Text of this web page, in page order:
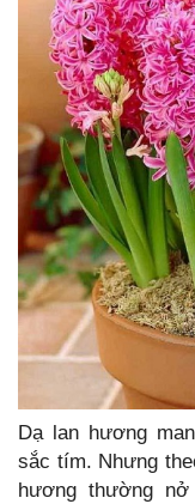
Dạ lan hương
sắc tím. Nhưng
hương thường